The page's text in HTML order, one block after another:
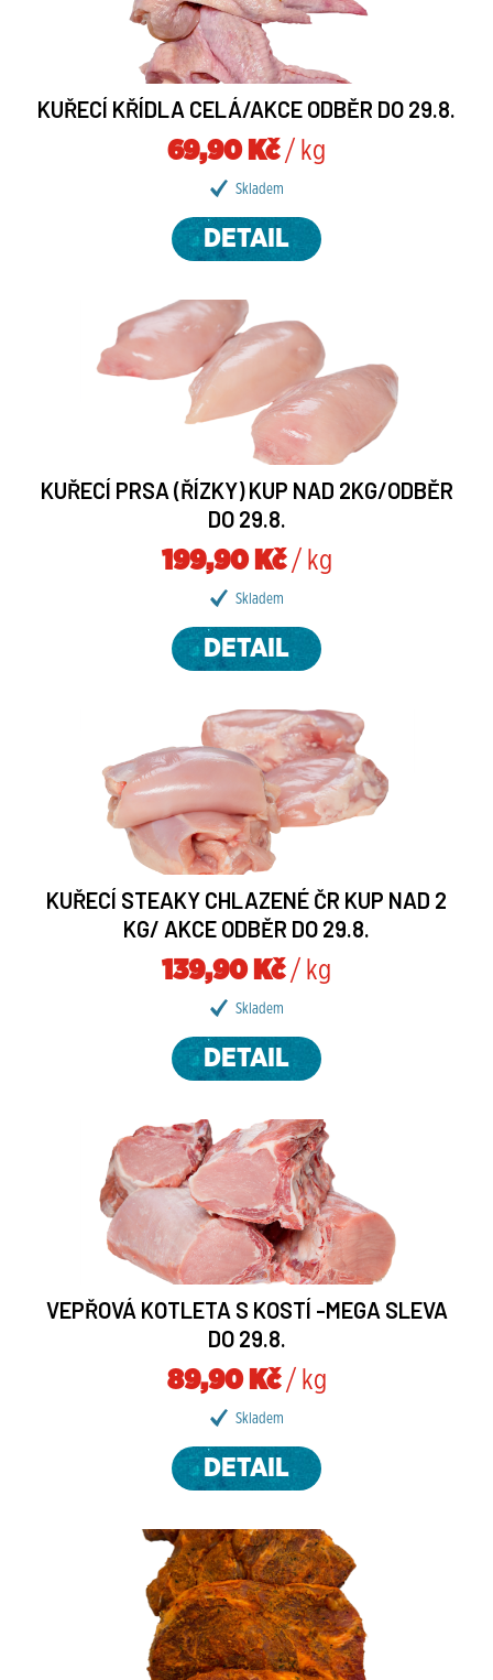
KUŘECÍ KŘÍDLA CELÁ/AKCE ODBĚR DO 29.8.
69,90 Kč/ kg
Skladem
DETAIL
KUŘECÍ PRSA (ŘÍZKY) KUP NAD 2KG/ODBĚR
DO 29.8.
199,90 Kč/ kg
Skladem
DETAIL
KUŘECÍ STEAKY CHLAZENÉ ČR KUP NAD 2
KG/ AKCE ODBĚR DO 29.8.
139,90 Kč/ kg
Skladem
DETAIL
VEPŘOVÁ KOTLETA S KOSTÍ -MEGA SLEVA
DO 29.8.
89,90 Kč/ kg
Skladem
DETAIL